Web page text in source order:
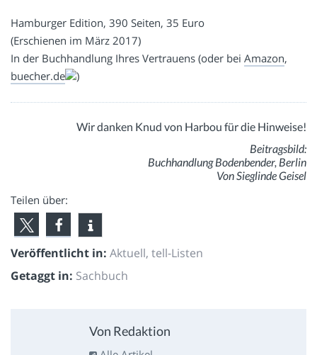
Hamburger Edition, 390 Seiten, 35 Euro
(Erschienen im März 2017)
In der Buchhandlung Ihres Vertrauens (oder bei Amazon,
buecher.de
)
Wir danken Knud von Harbou für die Hinweise!
Beitragsbild:
Buchhandlung Bodenbender, Berlin
Von Sieglinde Geisel
Teilen über:
Veröffentlicht in: Aktuell, tell-Listen
Getaggt in: Sachbuch
Von Redaktion